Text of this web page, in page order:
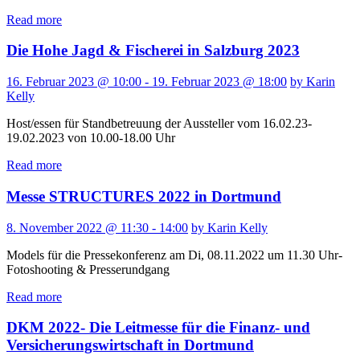
Read more
Die Hohe Jagd & Fischerei in Salzburg 2023
16. Februar 2023 @ 10:00 - 19. Februar 2023 @ 18:00 by Karin
Kelly
Host/essen für Standbetreuung der Aussteller vom 16.02.23-
19.02.2023 von 10.00-18.00 Uhr
Read more
Messe STRUCTURES 2022 in Dortmund
8. November 2022 @ 11:30 - 14:00 by Karin Kelly
Models für die Pressekonferenz am Di, 08.11.2022 um 11.30 Uhr-
Fotoshooting & Presserundgang
Read more
DKM 2022- Die Leitmesse für die Finanz- und
Versicherungswirtschaft in Dortmund